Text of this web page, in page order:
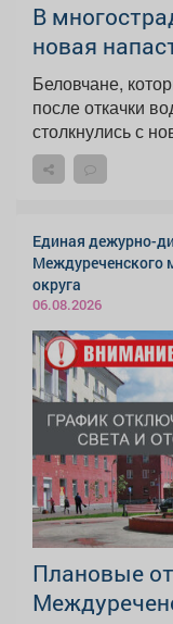
В
новая
Беловчане,
после откачки
Единая дежурно-
Междуреченского
округа
06.08.2026
Плановые